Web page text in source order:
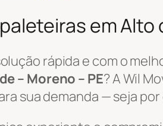
em
rápida e com o
– Moreno – PE? A Wil
sua demanda — seja